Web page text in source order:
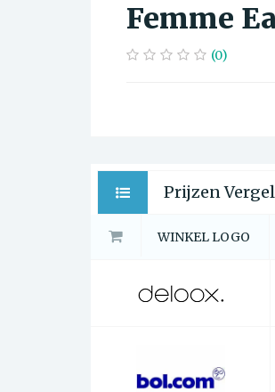
Femme
(0)
Prijzen
WINKEL LOGO